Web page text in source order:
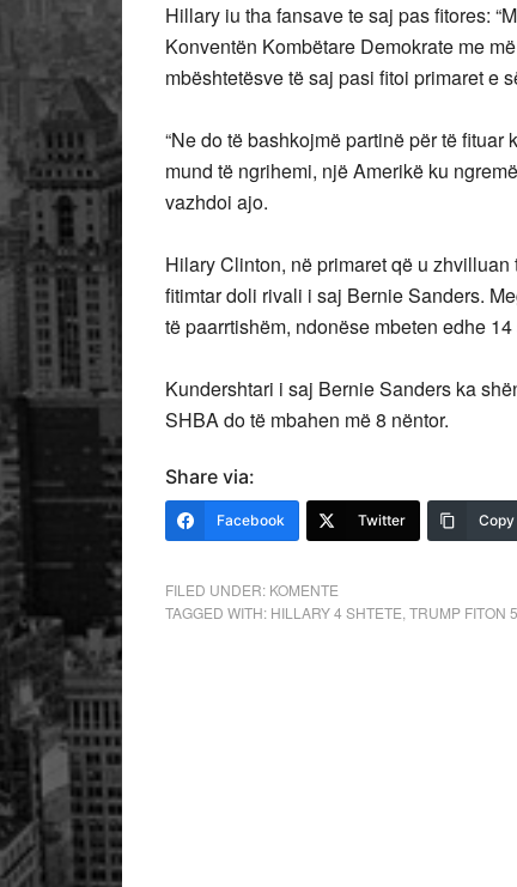
Hillary iu tha fansave te saj pas fitores:
Konventën Kombëtare Demokrate me
mbështetësve të saj pasi fitoi primaret e
“Ne do të bashkojmë partinë për të
mund të ngrihemi, një Amerikë ku
vazhdoi ajo.
Hilary Clinton, në primaret që u
fitimtar doli rivali i saj Bernie Sanders.
të paarrtishëm, ndonëse mbeten edhe
Kundershtari i saj Bernie Sanders ka
SHBA do të mbahen më 8 nëntor.
Share via:
Facebook Twitter
FILED UNDER: KOMENTE
TAGGED WITH: HILLARY 4 SHTETE TRUMP FITON